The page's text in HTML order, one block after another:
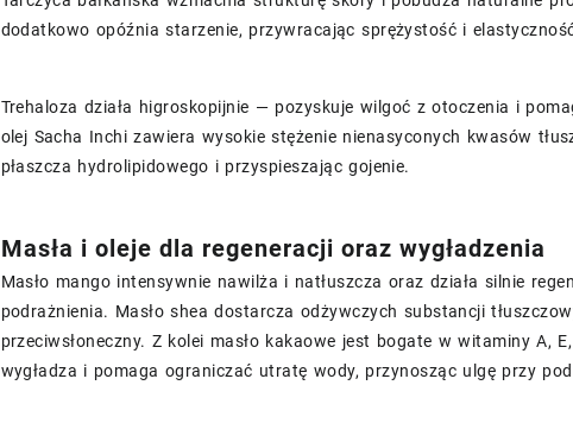
dodatkowo opóźnia starzenie, przywracając sprężystość i
Trehaloza działa higroskopijnie — pozyskuje wilgoć z otoczenia i
olej Sacha Inchi zawiera wysokie stężenie nienasyconych kwasów
płaszcza hydrolipidowego i przyspieszając gojenie.
Masła i oleje dla regeneracji oraz wygładzenia
Masło mango intensywnie nawilża i natłuszcza oraz działa silnie
podrażnienia. Masło shea dostarcza odżywczych substancji
przeciwsłoneczny. Z kolei masło kakaowe jest bogate w witaminy A,
wygładza i pomaga ograniczać utratę wody, przynosząc ulgę przy